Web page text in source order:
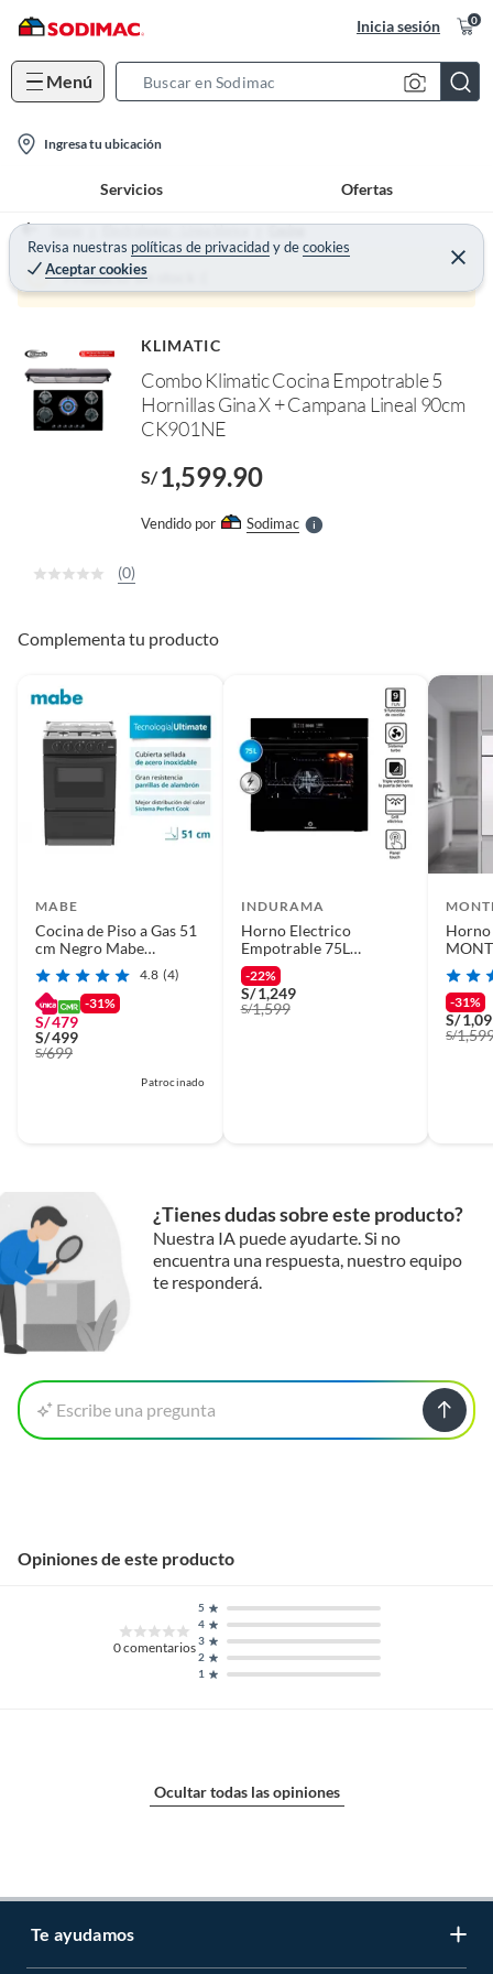
Inicia sesión 0
Menú
h
B
r
a
o
Ingresa tu ubicación
Servicios Ofertas
Revisa nuestras políticas de privacidadydecookies
Aceptar cookies
C
e
r
Home Electrohogar - Línea blanca Cocina
Producto sin stock :(
KLIMATIC
Combo Klimatic Cocina Empotrable 5
Hornillas Gina X + Campana Lineal 90cm
CK901NE
S/ 1,599.90
Vendido por SodimacS
n
f
(0)
Complementa tu producto
MABE
Cocina de Piso a Gas 51
cm Negro Mabe
EMP2000AN0
4.8 (4)
-31%
S/479
S/499
S/699
Patrocinado
INDURAMA
Horno Electrico
Empotrable 75L
Indurama HEI-75V2NET
-22%
S/ 1,249
S/1,599
3008
-31%
S/
S/
¿Tienes dudas sobre este producto?
Nuestra IA puede ayudarte. Si no
encuentra una respuesta, nuestro equipo
te responderá.
Escribe una pregunta
Opiniones de este producto
0comentarios
1
2
3
4
5
Ocultar todas las opiniones
Te ayudamos